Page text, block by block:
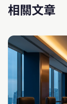
相關文章